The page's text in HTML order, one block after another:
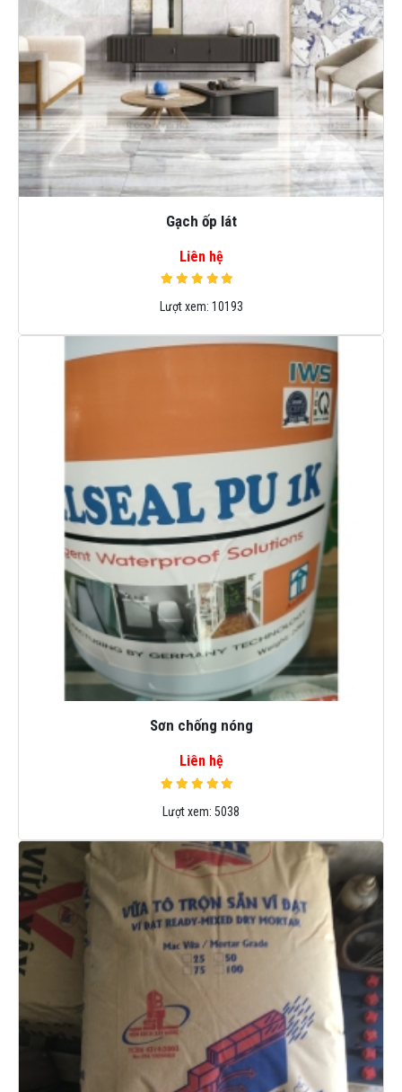
Gạch ốp lát
Liên hệ
Lượt xem: 10193
Sơn chống nóng
Liên hệ
Lượt xem: 5038